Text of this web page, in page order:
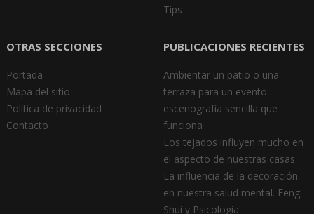
Tips
OTRAS SECCIONES
Portada
Mapa del sitio
Política de privacidad
Contacto
PUBLICACIONES RECIENTES
Ambientar un patio o una
terraza para un evento:
escenografía sencilla que
funciona
Los tejados influyen mucho en
el aspecto de nuestras casas
La influencia de la decoración
en nuestra salud mental. Feng
Shui y Psicología